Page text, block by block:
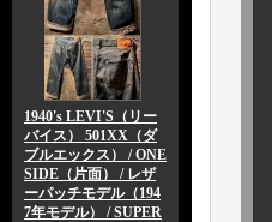
1940's LEVI'S（リー
バイス） 501XX（ダ
ブルエックス） / ONE
SIDE（片面） / レザ
ーパッチモデル（194
7年モデル） / SUPER